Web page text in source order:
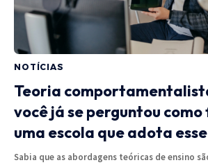
NOTÍCIAS
Teoria
você já se perguntou como
uma escola que adota
Sabia que as abordagens teóricas de ensino